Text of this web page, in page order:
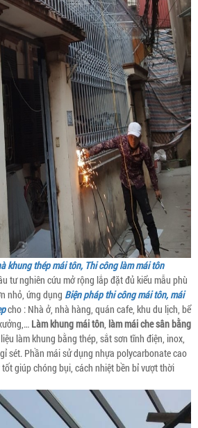
khung thép mái tôn, Thi công làm mái tôn
tư nghiên cứu mở rộng lắp đặt đủ kiểu mẫu phù
nhỏ, ứng dụng Biện pháp thi công mái tôn, mái
cho : Nhà ở, nhà hàng, quán cafe, khu du lịch, bể
Làm khung mái tôn, làm mái che sân bằng
làm khung bằng thép, sắt sơn tĩnh điện, inox,
sét. Phần mái sử dụng nhựa polycarbonate cao
giúp chóng bụi, cách nhiệt bền bỉ vượt thời